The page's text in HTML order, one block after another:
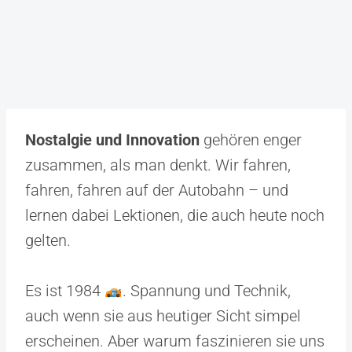
Nostalgie und Innovation gehören enger
zusammen, als man denkt. Wir fahren,
fahren, fahren auf der Autobahn – und
lernen dabei Lektionen, die auch heute noch
gelten.
Es ist 1984
. Spannung und Technik,
auch wenn sie aus heutiger Sicht simpel
erscheinen. Aber warum faszinieren sie uns